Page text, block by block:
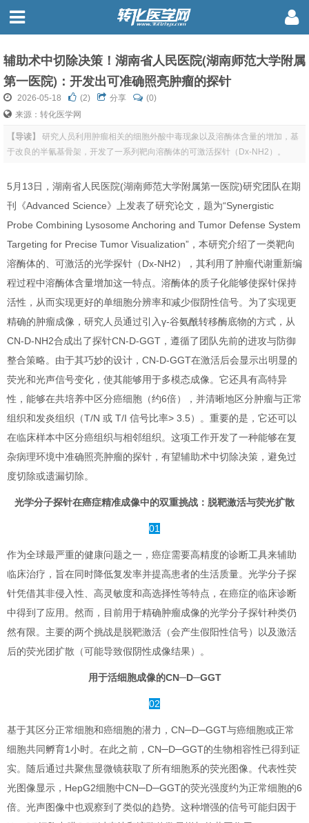
辅助术中切除决策！湖南省人民医院(湖南师范大学附属
第一医院)：开发出可准确照亮肿瘤的探针
2026-05-18 (2) 分享
(0)
来源：转化医学网
【导读】
研究人员利用肿瘤相关的细胞外酸中毒现象以及溶酶体含量的增加，基
于改良的半氰基骨架，开发了一系列靶向溶酶体的可激活探针（Dx-NH2）。
5月13日，湖南省人民医院(湖南师范大学附属第一医院)研究团队在期
刊《Advanced Science》上发表了研究论文，题为“Synergistic
Probe Combining Lysosome Anchoring and Tumor Defense System
Targeting for Precise Tumor Visualization”，本研究介绍了一类靶向
溶酶体的、可激活的光学探针（Dx-NH2），其利用了肿瘤代谢重新编
程过程中溶酶体含量增加这一特点。溶酶体的质子化能够使探针保持
活性，从而实现更好的单细胞分辨率和减少假阴性信号。为了实现更
精确的肿瘤成像，研究人员通过引入γ-谷氨酰转移酶底物的方式，从
CN-D-NH2合成出了探针CN-D-GGT，遵循了团队先前的进攻与防御
整合策略。由于其巧妙的设计，CN-D-GGT在激活后会显示出明显的
荧光和光声信号变化，使其能够用于多模态成像。它还具有高特异
性，能够在共培养中区分癌细胞（约6倍），并清晰地区分肿瘤与正常
组织和发炎组织（T/N 或 T/I 信号比率> 3.5）。重要的是，它还可以
在临床样本中区分癌组织与相邻组织。这项工作开发了一种能够在复
杂病理环境中准确照亮肿瘤的探针，有望辅助术中切除决策，避免过
度切除或遗漏切除。
光学分子探针在癌症精准成像中的双重挑战：脱靶激活与荧光扩散
01
作为全球最严重的健康问题之一，癌症需要高精度的诊断工具来辅助
临床治疗，旨在同时降低复发率并提高患者的生活质量。光学分子探
针凭借其非侵入性、高灵敏度和高选择性等特点，在癌症的临床诊断
中得到了应用。然而，目前用于精确肿瘤成像的光学分子探针种类仍
然有限。主要的两个挑战是脱靶激活（会产生假阳性信号）以及激活
后的荧光团扩散（可能导致假阴性成像结果）。
用于活细胞成像的CN─D─GGT
02
基于其区分正常细胞和癌细胞的潜力，CN─D─GGT与癌细胞或正常
细胞共同孵育1小时。在此之前，CN─D─GGT的生物相容性已得到证
实。随后通过共聚焦显微镜获取了所有细胞系的荧光图像。代表性荧
光图像显示，HepG2细胞中CN─D─GGT的荧光强度约为正常细胞的6
倍。光声图像中也观察到了类似的趋势。这种增强的信号可能归因于